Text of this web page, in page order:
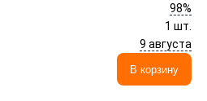
98%
1 шт.
9 августа
В корзину